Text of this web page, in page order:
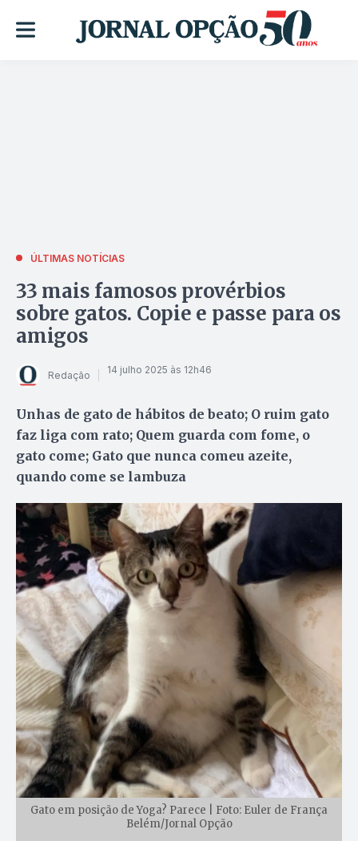
ÚLTIMAS NOTÍCIAS
33 mais famosos provérbios
sobre gatos. Copie e passe para os
amigos
Redação 14 julho 2025 às 12h46
Unhas de gato de hábitos de beato; O ruim gato
faz liga com rato; Quem guarda com fome, o
gato come; Gato que nunca comeu azeite,
quando come se lambuza
Gato em posição de Yoga? Parece | Foto: Euler de França
Belém/Jornal Opção